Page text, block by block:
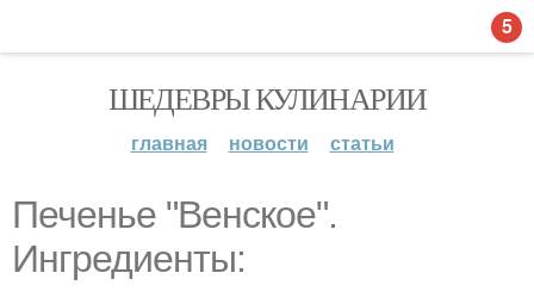
ШЕДЕВРЫ КУЛИНАРИИ
главная новости статьи
Печенье "Венское".
Ингредиенты:
5